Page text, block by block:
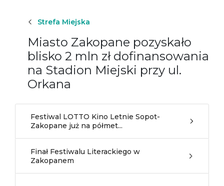
Strefa Miejska
Miasto Zakopane pozyskało
blisko 2 mln zł dofinansowania
na Stadion Miejski przy ul.
Orkana
Festiwal LOTTO Kino Letnie Sopot-
Zakopane już na półmet...
Finał Festiwalu Literackiego w
Zakopanem